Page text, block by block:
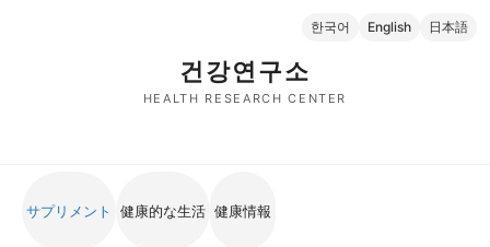
건강연구소
HEALTH RESEARCH CENTER
サプリメント 健康的な生活 健康情報
한국어 English 日本語